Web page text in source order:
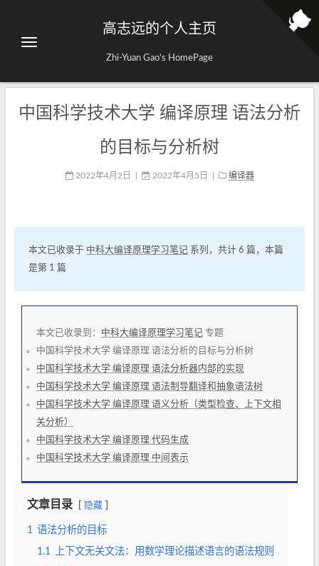
高志远的个人主页
Zhi-Yuan Gao's HomePage
中国科学技术大学 编译原理 语法分析
的目标与分析树
2022年4月2日 2022年4月5日 编译器
本文已收录于 中科大编译原理学习笔记 系列，共计 6 篇，本篇
是第 1 篇
本文已收录到： 中科大编译原理学习笔记 专题
中国科学技术大学 编译原理 语法分析的目标与分析树
中国科学技术大学 编译原理 语法分析器内部的实现
中国科学技术大学 编译原理 语法制导翻译和抽象语法树
中国科学技术大学 编译原理 语义分析（类型检查、上下文相
关分析）
中国科学技术大学 编译原理 代码生成
中国科学技术大学 编译原理 中间表示
文章目录 隐藏
1 语法分析的目标
1.1
上下文无关文法：用数学理论描述语言的语法规则